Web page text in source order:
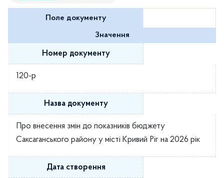
Рішення виконавчого комітету
Розпорядження районного голови
Регуляторні акти
Проекти рішень районної ради
Проєкти рішень виконавчого комітету
Поле документу
Значення
Номер документу
120-р
Назва документу
Про внесення змін до показників бюджету
Саксаганського району у місті Кривий Ріг на 2026 рік
Дата створення